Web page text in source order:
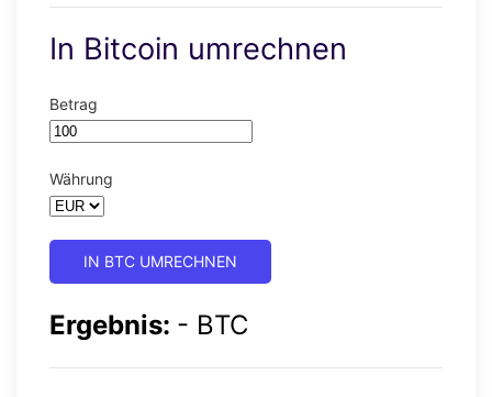
In Bitcoin umrechnen
Betrag
Währung
IN BTC UMRECHNEN
Ergebnis: - BTC